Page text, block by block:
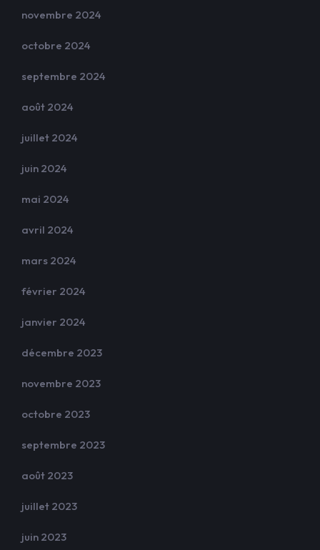
novembre 2024
octobre 2024
septembre 2024
août 2024
juillet 2024
juin 2024
mai 2024
avril 2024
mars 2024
février 2024
janvier 2024
décembre 2023
novembre 2023
octobre 2023
septembre 2023
août 2023
juillet 2023
juin 2023